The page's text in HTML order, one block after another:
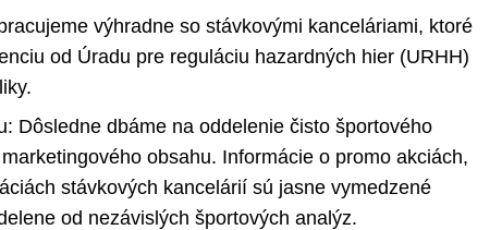
výhradne so stávkovými kanceláriami, ktoré
od Úradu pre reguláciu hazardných hier (URHH)
Dôsledne dbáme na oddelenie čisto športového
obsahu. Informácie o promo akciách,
stávkových kancelárií sú jasne vymedzené
od nezávislých športových analýz.